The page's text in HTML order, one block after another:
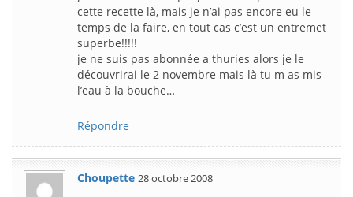
cette recette là, mais je n’ai pas encore eu le
temps de la faire, en tout cas c’est un entremet
superbe!!!!!
je ne suis pas abonnée a thuries alors je le
découvrirai le 2 novembre mais là tu m as mis
l’eau à la bouche…
Répondre
Choupette 28 octobre 2008